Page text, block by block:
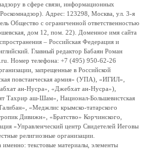
в сфере связи, информационных
Адрес: 123298, Москва, ул. 3-я
Общество с ограниченной ответственностью
дом 12, пом. 22). Доменное имя сайта
– Российская Федерация и
Главный редактор Бабаян Роман
Номер телефона: +7 (495) 950-62-26
запрещенные в Российской
повстанческая армия» (УПА), «ИГИЛ»,
ан-Нусра», «Джебхат ан-Нусра»),
Тахрир аш-Шам», Национал-Большевистская
«Меджлис крымско-татарского
Дивижн», «Братство» Корчинского,
«Управленческий центр Свидетелей Иеговы
религиозные организации.
текстовые материалы, элементы